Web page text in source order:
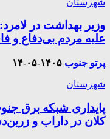
وزیر بهداشت در
علیه مردم بی‌دفاع و
پرتو جنوب ۱۴۰۵-۰۵-۱۴
شهرستان
پایداری شبکه برق
کلان در داراب و